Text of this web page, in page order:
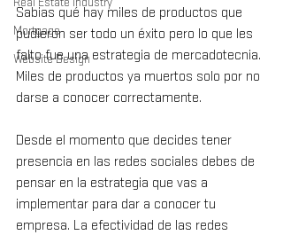
Mortgage
Website Design
Sabias qué hay miles de productos que
pudieron ser todo un éxito pero lo que les
falto fue una estrategia de mercadotecnia.
Miles de productos ya muertos solo por no
darse a conocer correctamente.
Desde el momento que decides tener
presencia en las redes sociales debes de
pensar en la estrategia que vas a
implementar para dar a conocer tu
empresa. La efectividad de las redes